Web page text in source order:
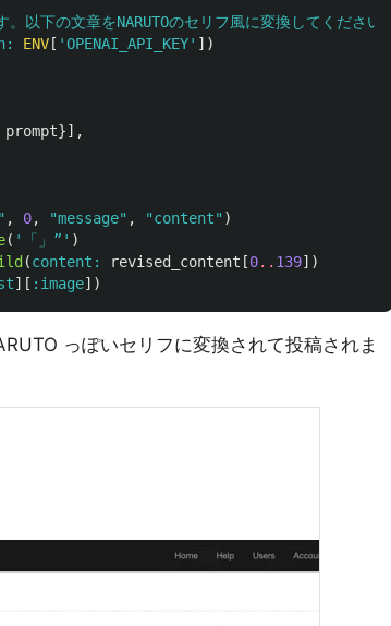
以下の文章をNARUTOのセリフ風に変換してください
ENV [ 'OPENAI_API_KEY' ])
prompt}],
, 0, "message" , "content" )
( '「」”' )
(content: revised_content [0.. 139])
][ :image])
っぽいセリフに変換されて投稿されま